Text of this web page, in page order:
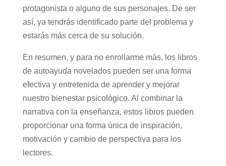
protagonista o alguno de sus personajes. De ser
así, ya tendrás identificado parte del problema y
estarás más cerca de su solución.
En resumen, y para no enrollarme más, los libros
de autoayuda novelados pueden ser una forma
efectiva y entretenida de aprender y mejorar
nuestro bienestar psicológico. Al combinar la
narrativa con la enseñanza, estos libros pueden
proporcionar una forma única de inspiración,
motivación y cambio de perspectiva para los
lectores.